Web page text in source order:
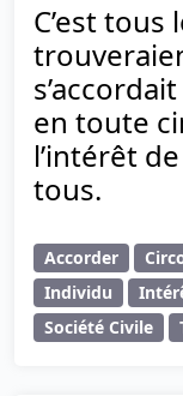
C’est
en toute
l’intérêt
tous.
Accorder
Individu
Société Civile